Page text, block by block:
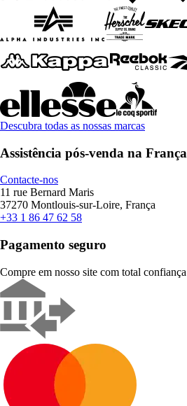
Descubra todas as nossas marcas
Assistência pós-venda na França
Contacte-nos
11 rue Bernard Maris
37270 Montlouis-sur-Loire, França
+33 1 86 47 62 58
Pagamento seguro
Compre em nosso site com total confiança